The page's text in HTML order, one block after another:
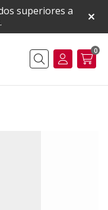
superiores a
Buscar
0